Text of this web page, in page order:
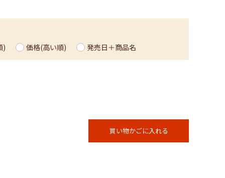
) 価格(高い順) 発売日＋商品名
買い物かごに入れる